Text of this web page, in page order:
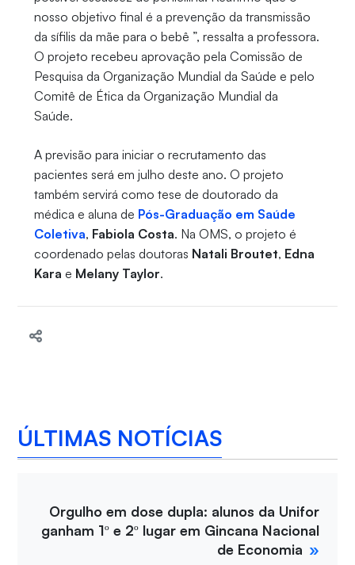
nosso objetivo final é a prevenção da transmissão
da sífilis da mãe para o bebê ”, ressalta a professora.
O projeto recebeu aprovação pela Comissão de
Pesquisa da Organização Mundial da Saúde e pelo
Comitê de Ética da Organização Mundial da
Saúde.
A previsão para iniciar o recrutamento das
pacientes será em julho deste ano. O projeto
também servirá como tese de doutorado da
médica e aluna de Pós-Graduação em Saúde
Coletiva, Fabiola Costa. Na OMS, o projeto é
coordenado pelas doutoras Natali Broutet, Edna
Kara e Melany Taylor.
ÚLTIMAS NOTÍCIAS
Orgulho em dose dupla: alunos da Unifor
ganham 1º e 2º lugar em Gincana Nacional
de Economia